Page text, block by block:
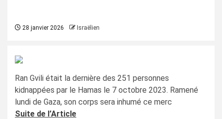
28 janvier 2026 Israëlien
Ran Gvili était la dernière des 251 personnes
kidnappées par le Hamas le 7 octobre 2023. Ramené
lundi de Gaza, son corps sera inhumé ce merc
Suite de l’Article